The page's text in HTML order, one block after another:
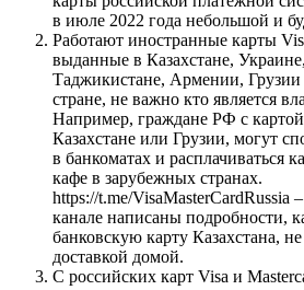
в июле 2022 года небольшой и
Работают иностранные карты
выданные в Казахстане,
Таджикистане, Армении,
стране, не важно кто является
Например, граждане РФ с
Казахстане или Грузии, могут
в банкоматах и расплачиваться
кафе в зарубежных странах.
https://t.me/VisaMasterCardRussia
канале написаны подробности,
банковскую карту Казахстана,
доставкой домой.
С российских карт Visa и